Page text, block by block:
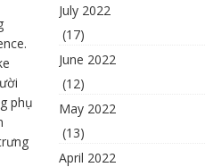
phụ
July 2022
(17)
June 2022
(12)
May 2022
(13)
April 2022